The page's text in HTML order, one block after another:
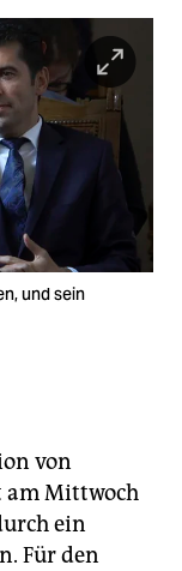
und sein
von
Mittwoch
ein
Für den